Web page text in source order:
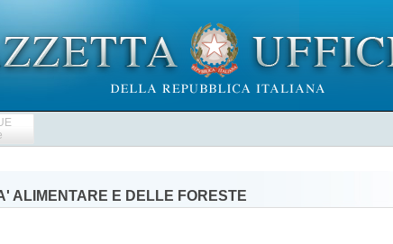
ALIMENTARE E DELLE FORESTE